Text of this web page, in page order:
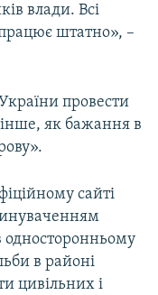
влади. Всі
штатно», –
провести
як бажання в
сайті
односторонньому
в районі
цивільних і